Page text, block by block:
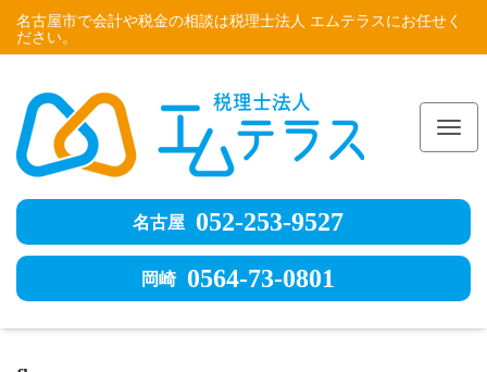
名古屋市で会計や税金の相談は税理士法人 エムテラスにお任せく
ださい。
名古屋 052-253-9527
岡崎 0564-73-0801